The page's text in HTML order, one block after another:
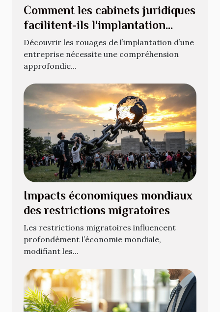
Comment les cabinets juridiques
facilitent-ils l'implantation
d'entreprises ?
Découvrir les rouages de l’implantation d’une
entreprise nécessite une compréhension
approfondie...
Impacts économiques mondiaux
des restrictions migratoires
Les restrictions migratoires influencent
profondément l’économie mondiale,
modifiant les...